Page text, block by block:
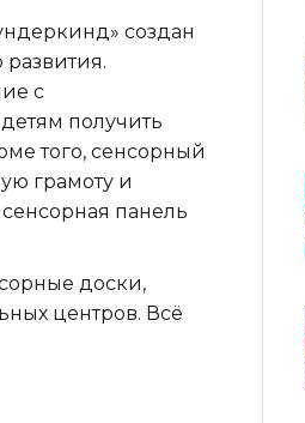
создан
с
получить
того, сенсорный
грамоту и
панель
доски,
центров. Всё